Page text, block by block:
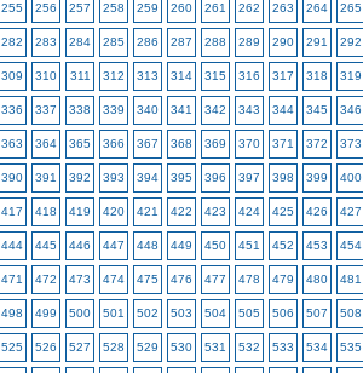
255 256 257 258 259 260 261 262 263 264 265
282 283 284 285 286 287 288 289 290 291 292
309 310 311 312 313 314 315 316 317 318 319
336 337 338 339 340 341 342 343 344 345 346
363 364 365 366 367 368 369 370 371 372 373
390 391 392 393 394 395 396 397 398 399 400
417 418 419 420 421 422 423 424 425 426 427
444 445 446 447 448 449 450 451 452 453 454
471 472 473 474 475 476 477 478 479 480 481
498 499 500 501 502 503 504 505 506 507 508
525 526 527 528 529 530 531 532 533 534 535